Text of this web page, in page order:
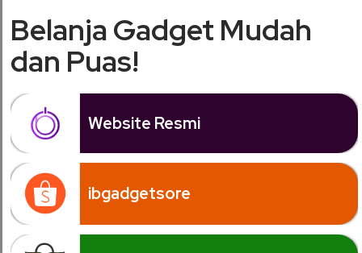
Belanja Gadget Mudah
dan Puas!
Website Resmi
ibgadgetsore